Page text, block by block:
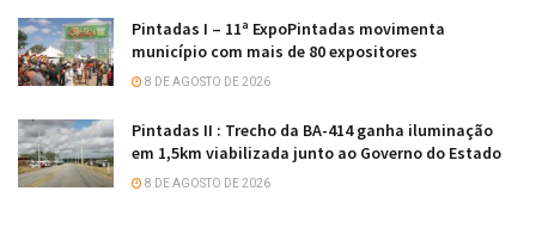
Pintadas I – 11ª ExpoPintadas movimenta
município com mais de 80 expositores
8 DE AGOSTO DE 2026
Pintadas II : Trecho da BA-414 ganha iluminação
em 1,5km viabilizada junto ao Governo do Estado
8 DE AGOSTO DE 2026